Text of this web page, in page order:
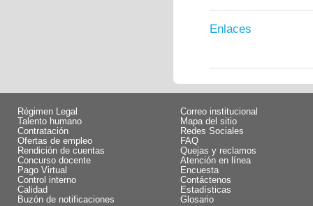
Enlaces
Régimen Legal
Talento humano
Contratación
Ofertas de empleo
Rendición de cuentas
Concurso docente
Pago Virtual
Control interno
Calidad
Buzón de notificaciones
Correo institucional
Mapa del sitio
Redes Sociales
FAQ
Quejas y reclamos
Atención en línea
Encuesta
Contáctenos
Estadísticas
Glosario